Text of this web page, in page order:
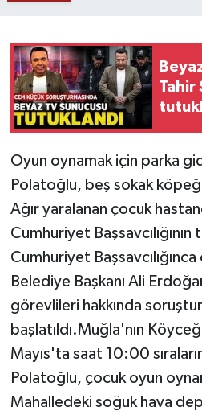
Tahir
Oyun oynamak için parka
Polatoğlu, beş sokak
Ağır yaralanan çocuk
Cumhuriyet
Cumhuriyet
Belediye Başkanı Ali
görevlileri hakkında
başlatıldı.Muğla'nın
Mayıs'ta saat 10:00
Polatoğlu, çocuk oyun
Mahalledeki soğuk hava